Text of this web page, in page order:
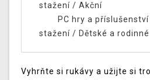
stažení / Akční
PC hry a příslušenství
stažení / Dětské a rodinné
Vyhrňte si rukávy a užijte si